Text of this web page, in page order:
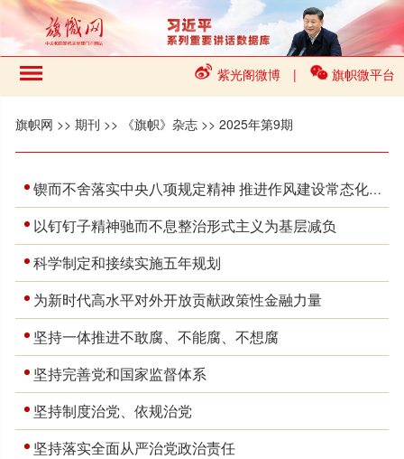
紫光阁微博 | 旗帜微平台
旗帜网 >>期刊 >> 《旗帜》杂志 >>2025年第9期
锲而不舍落实中央八项规定精神 推进作风建设常态化长效化
以钉钉子精神驰而不息整治形式主义为基层减负
科学制定和接续实施五年规划
为新时代高水平对外开放贡献政策性金融力量
坚持一体推进不敢腐、不能腐、不想腐
坚持完善党和国家监督体系
坚持制度治党、依规治党
坚持落实全面从严治党政治责任